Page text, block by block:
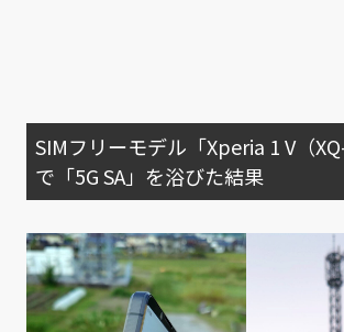
SIMフリーモデル「Xperia 1 V（
で「5G SA」を浴びた結果